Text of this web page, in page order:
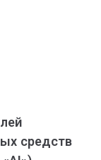
средств